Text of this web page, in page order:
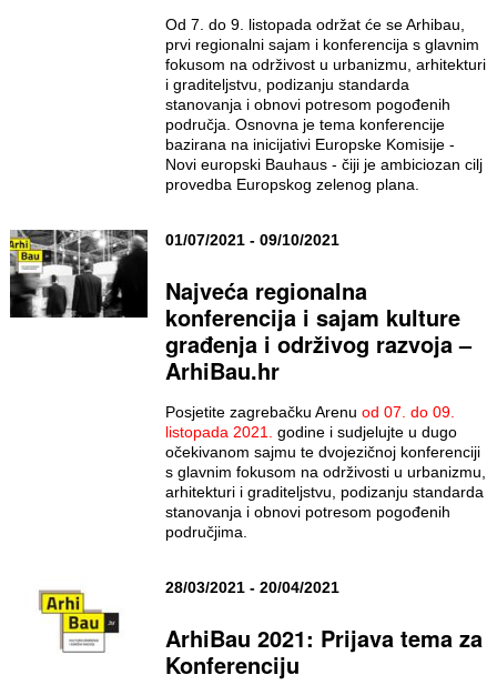
Od 7. do 9. listopada održat će se Arhibau,
prvi regionalni sajam i konferencija s glavnim
fokusom na održivost u urbanizmu, arhitekturi
i graditeljstvu, podizanju standarda
stanovanja i obnovi potresom pogođenih
područja. Osnovna je tema konferencije
bazirana na inicijativi Europske Komisije -
Novi europski Bauhaus - čiji je ambiciozan cilj
provedba Europskog zelenog plana.
01/07/2021 - 09/10/2021
Najveća regionalna
konferencija i sajam kulture
građenja i održivog razvoja –
ArhiBau.hr
Posjetite zagrebačku Arenu od 07. do 09.
listopada 2021.
godine i sudjelujte u dugo
očekivanom sajmu te dvojezičnoj konferenciji
s glavnim fokusom na održivosti u urbanizmu,
arhitekturi i graditeljstvu, podizanju standarda
stanovanja i obnovi potresom pogođenih
područjima.
28/03/2021 - 20/04/2021
ArhiBau 2021: Prijava tema za
Konferenciju